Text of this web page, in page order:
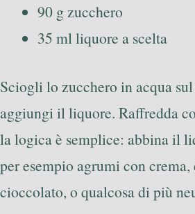
90 g zucchero
35 ml liquore a scelta
Sciogli lo zucchero in acqua
aggiungi il liquore. Raffredda
la logica è semplice: abbina il
per esempio agrumi con
cioccolato, o qualcosa di più